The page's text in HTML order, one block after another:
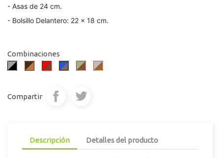
- Asas de 24 cm.
- Bolsillo Delantero: 22 x 18 cm.
Combinaciones
Gris/Negro
Marrón
Oscuro/Marrón
Rojo/Marrón
Azul/Marrón
Pistacho/Marrón
Rosa
Palo/Marrón
Compartir
Descripción Detalles del producto